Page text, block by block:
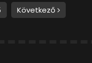
Következő